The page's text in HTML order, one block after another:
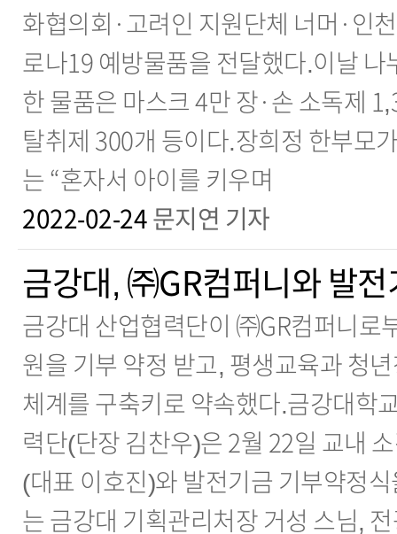
화협의회·고려인 지원단체 너머·인
로나19 예방물품을 전달했다.이날 나
한 물품은 마스크 4만 장·손 소독제
탈취제 300개 등이다.장희정 한부모
는 “혼자서 아이를 키우며
2022-02-24 문지연 기자
금강대, ㈜GR컴퍼니와 발
금강대 산업협력단이 ㈜GR컴퍼니로
원을 기부 약정 받고, 평생교육과 청
체계를 구축키로 약속했다.금강대학
력단(단장 김찬우)은 2월 22일 교내
(대표 이호진)와 발전기금 기부약정
는 금강대 기획관리처장 거성 스님,